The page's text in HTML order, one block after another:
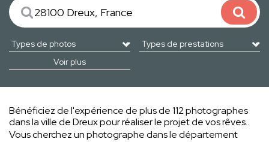
Voir plus
Bénéficiez de l'expérience de plus de 112 photographes
dans la ville de Dreux pour réaliser le projet de vos rêves..
Vous cherchez un photographe dans le département